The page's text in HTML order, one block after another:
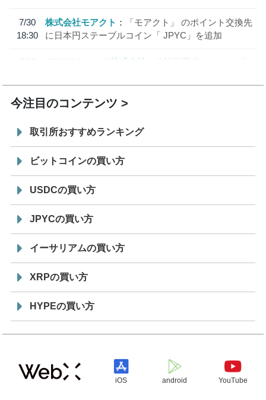
7/30
18:30
株式会社モアクト
「モアクト」 のポイント交換先
に日本円ステーブルコイン「 JPYC」を追加
7/29
SBI VCトレード株式会社
信託型円建てステーブル
今注目のコンテンツ
取引所おすすめランキング
ビットコインの買い方
USDCの買い方
JPYCの買い方
イーサリアムの買い方
XRPの買い方
HYPEの買い方
iOS android YouTube